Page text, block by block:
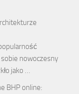
nowoczesny
jako …
BHP online: